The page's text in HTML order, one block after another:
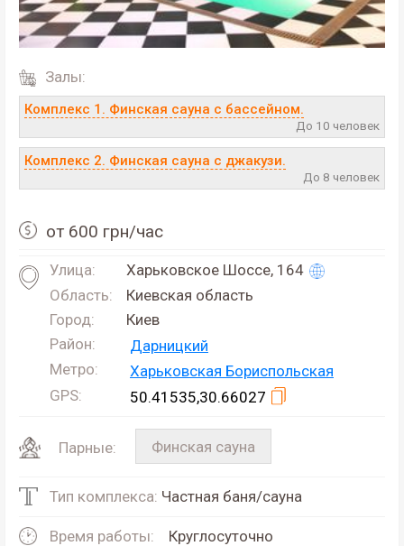
Залы:
Комплекс 1. Финская сауна с бассейном.
До 10 человек
Комплекс 2. Финская сауна с джакузи.
До 8 человек
от 600 грн/час
Улица:
Харьковское Шоссе, 164
Область:
Киевская область
Город:
Киев
Район:
Дарницкий
Метро:
Харьковская Бориспольская
GPS:
50.41535,30.66027
Парные: Финская сауна
Тип комплекса: Частная баня/сауна
Время работы: Круглосуточно